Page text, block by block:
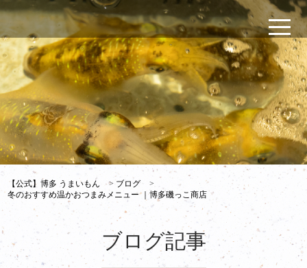
【公式】博多 うまいもん > ブログ
>
冬のおすすめ温かおつまみメニュー ｜博多磯っこ商店
ブログ記事